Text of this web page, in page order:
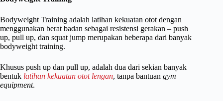
Bodyweight Training adalah latihan kekuatan otot dengan
menggunakan berat badan sebagai resistensi gerakan – push
up, pull up, dan squat jump merupakan beberapa dari banyak
bodyweight training.
Khusus push up dan pull up, adalah dua dari sekian banyak
bentuk latihan kekuatan otot lengan, tanpa bantuan gym
equipment.